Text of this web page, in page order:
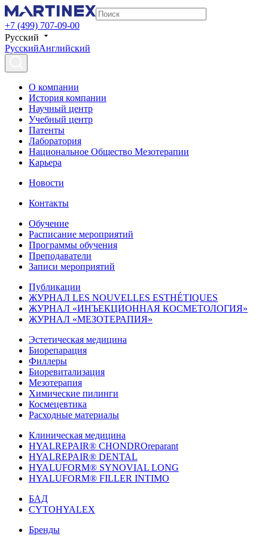
+7 (499) 707-09-00
Русский
РусскийАнглийский
О компании
История компании
Научный центр
Учебный центр
Патенты
Лаборатория
Национальное Общество Мезотерапии
Карьера
Новости
Контакты
Обучение
Расписание мероприятий
Программы обучения
Преподаватели
Записи мероприятий
Публикации
ЖУРНАЛ LES NOUVELLES ESTHÉTIQUES
ЖУРНАЛ «ИНЪЕКЦИОННАЯ КОСМЕТОЛОГИЯ»
ЖУРНАЛ «МЕЗОТЕРАПИЯ»
Эстетическая медицина
Биорепарация
Филлеры
Биоревитализация
Мезотерапия
Химические пилинги
Космецевтика
Расходные материалы
Клиническая медицина
HYALREPAIR® CHONDROreparant
HYALREPAIR® DENTAL
HYALUFORM® SYNOVIAL LONG
HYALUFORM® FILLER INTIMO
БАД
CYTOHYALEX
Бренды